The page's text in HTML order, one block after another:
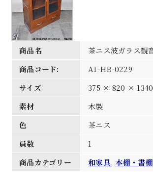
商品名
茶ニス波ガラス観
商品コード:
A1-HB-0229
サイズ
375 × 820 ×
素材
木製
色
茶ニス
員数
1
商品カテゴリー
和家具, 本棚・書棚